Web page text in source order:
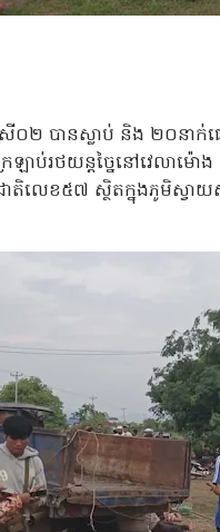
បានស្លាប់ និង ២០នាក់ផ្ស
ឡាប់រថយន្តច្នៃនៅវេលាម៉
តិលេខ៥៧ ស្ថិតក្នុងភូមិស្វា